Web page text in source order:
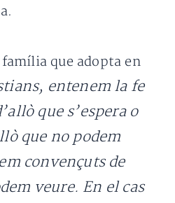
que adopta en
entenem la fe
que s’espera o
que no podem
convençuts de
veure. En el cas